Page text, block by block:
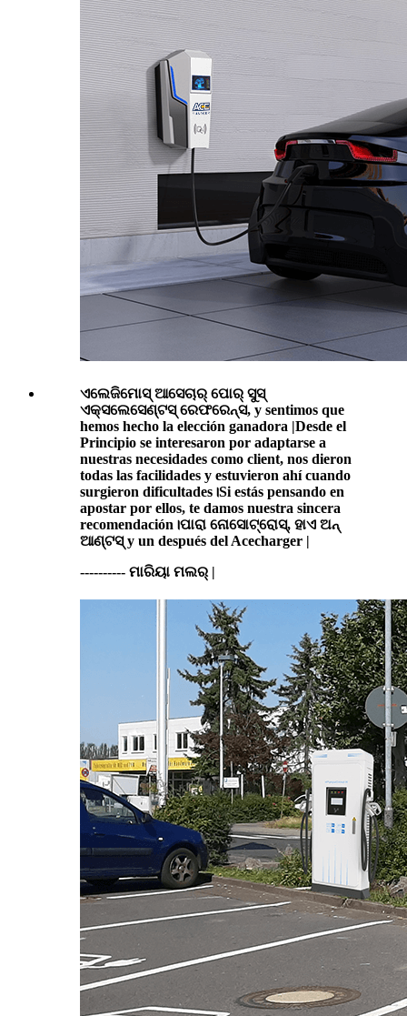
ଏଲେଜିମୋସ୍ ଆସେଚାର୍ ପୋର୍ ସୁସ୍
ଏକ୍ସଲେସେଣ୍ଟସ୍ ରେଫରେନ୍ସ, y sentimos que
hemos hecho la elección ganadora |Desde el
Principio se interesaron por adaptarse a
nuestras necesidades como client, nos dieron
todas las facilidades y estuvieron ahí cuando
surgieron dificultades।Si estás pensando en
apostar por ellos, te damos nuestra sincera
recomendación।ପାରା ନୋସୋଟ୍ରୋସ୍, ହାଏ ଅନ୍
ଆଣ୍ଟସ୍ y un después del Acecharger |
---------- ମାରିୟା ମଲର୍ |